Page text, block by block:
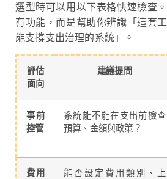
選型時可以用以下表格快速檢查
有功能，而是幫助你辨識「這套
能支撐支出治理的系統」。
評估
面向
建議提問
事前
控管
系統能不能在支出前檢查
預算、金額與政策？
費用
能否設定費用類別、上